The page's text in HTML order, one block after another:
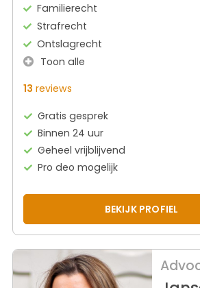
Familierecht
Strafrecht
Ontslagrecht
Toon alle
13 reviews
Gratis gesprek
Binnen 24 uur
Geheel vrijblijvend
Pro deo mogelijk
BEKIJK PROFIEL